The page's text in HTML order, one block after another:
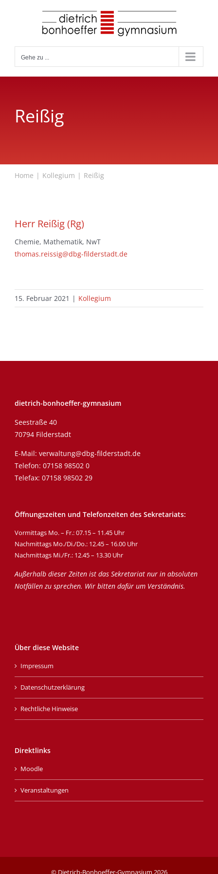
Gehe zu ...
Reißig
Home Kollegium Reißig
Herr Reißig (Rg)
Chemie, Mathematik, NwT
thomas.reissig@dbg-filderstadt.de
15. Februar 2021 | Kollegium
dietrich-bonhoeffer-gymnasium
Seestraße 40
70794 Filderstadt
E-Mail: verwaltung@dbg-filderstadt.de
Telefon: 07158 98502 0
Telefax: 07158 98502 29
Öffnungszeiten und Telefonzeiten des Sekretariats:
Vormittags Mo. – Fr.: 07.15 – 11.45 Uhr
Nachmittags Mo./Di./Do.: 12.45 – 16.00 Uhr
Nachmittags Mi./Fr.: 12.45 – 13.30 Uhr
Außerhalb dieser Zeiten ist das Sekretariat nur in absoluten
Notfällen zu sprechen. Wir bitten dafür um Verständnis.
Über diese Website
Impressum
Datenschutzerklärung
Rechtliche Hinweise
Direktlinks
Moodle
Veranstaltungen
© Dietrich-Bonhoeffer-Gymnasium 2026